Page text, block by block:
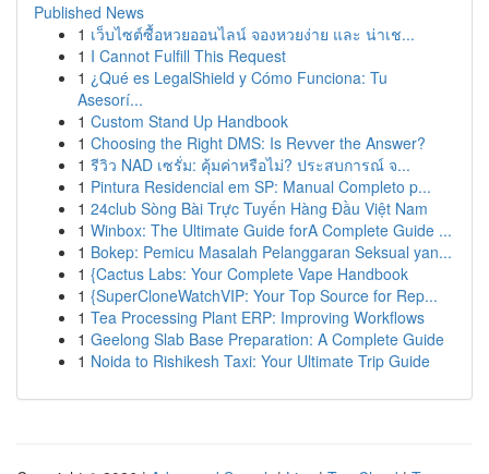
Published News
1 เว็บไซต์ซื้อหวยออนไลน์ จองหวยง่าย และ น่าเช...
1 I Cannot Fulfill This Request
1 ¿Qué es LegalShield y Cómo Funciona: Tu
Asesorí...
1 Custom Stand Up Handbook
1 Choosing the Right DMS: Is Revver the Answer?
1 รีวิว NAD เซรั่ม: คุ้มค่าหรือไม่? ประสบการณ์ จ...
1 Pintura Residencial em SP: Manual Completo p...
1 24club Sòng Bài Trực Tuyến Hàng Đầu Việt Nam
1 Winbox: The Ultimate Guide forA Complete Guide ...
1 Bokep: Pemicu Masalah Pelanggaran Seksual yan...
1 {Cactus Labs: Your Complete Vape Handbook
1 {SuperCloneWatchVIP: Your Top Source for Rep...
1 Tea Processing Plant ERP: Improving Workflows
1 Geelong Slab Base Preparation: A Complete Guide
1 Noida to Rishikesh Taxi: Your Ultimate Trip Guide